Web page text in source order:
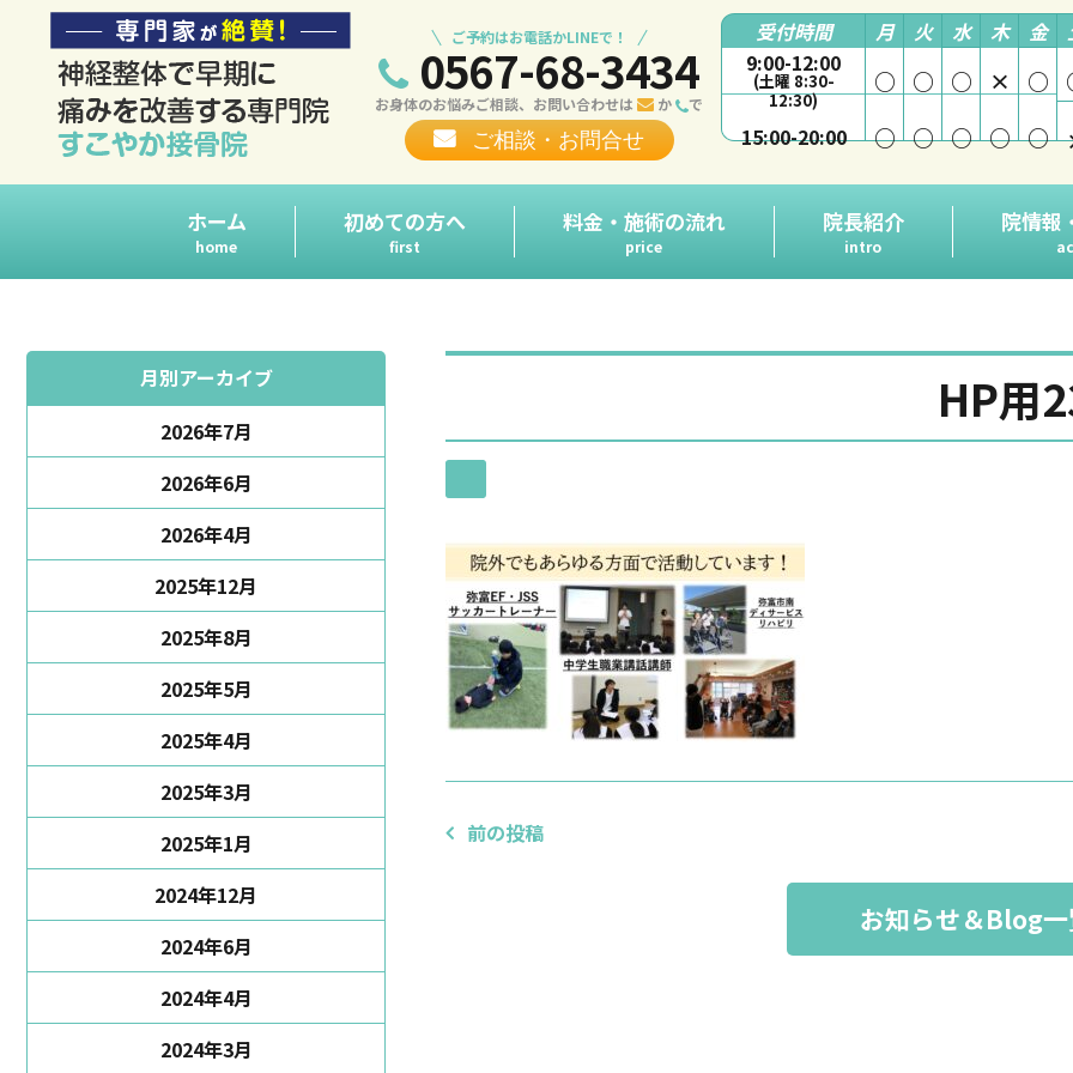
ご予約はお電話かLINEで！
0567-68-3434
お身体のお悩みご相談、お問い合わせは か で
ご相談・お問合せ
受付時間 月 火 水 木 金
9:00-12:00
(土曜 8:30-
12:30)
○ ○ ○ × ○
15:00-20:00 ○ ○ ○ ○ ○
ホーム
home
初めての方へ
first
料金・施術の流れ
price
院長紹介
intro
院情報
HP用
前の投稿
お知らせ＆Blog
月別アーカイブ
2026年7月
2026年6月
2026年4月
2025年12月
2025年8月
2025年5月
2025年4月
2025年3月
2025年1月
2024年12月
2024年6月
2024年4月
2024年3月